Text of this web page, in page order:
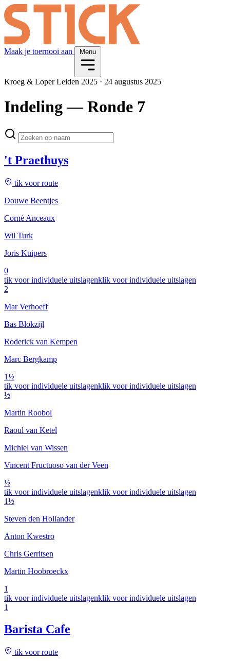
Maak je toernooi aan Menu
Kroeg & Loper Leiden 2025 · 24 augustus 2025
Indeling— Ronde 7
't Praethuys
tik voor route
Douwe Beentjes
Corné Anceaux
Wil Turk
Joris Kuipers
0
tik voor individuele uitslagenklik voor individuele uitslagen
2
Mar Verhoeff
Bas Blokzijl
Roderick van Kempen
Marc Bergkamp
1½
tik voor individuele uitslagenklik voor individuele uitslagen
½
Martin Roobol
Raoul van Ketel
Michiel van Wissen
Vincent Fructuoso van der Veen
½
tik voor individuele uitslagenklik voor individuele uitslagen
1½
Steven den Hollander
Anton Kwestro
Chris Gerritsen
Martin Hoobroeckx
1
tik voor individuele uitslagenklik voor individuele uitslagen
1
Barista Cafe
tik voor route